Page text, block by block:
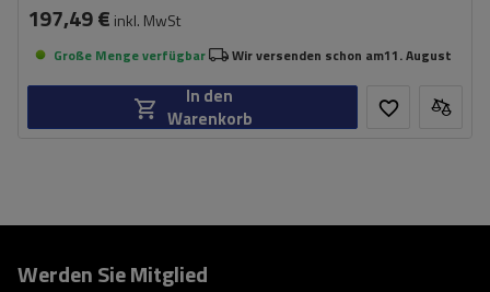
197,49 € inkl. MwSt
Große Menge verfügbar Wir versenden schon am11. August
In den
Warenkorb
Werden Sie Mitglied